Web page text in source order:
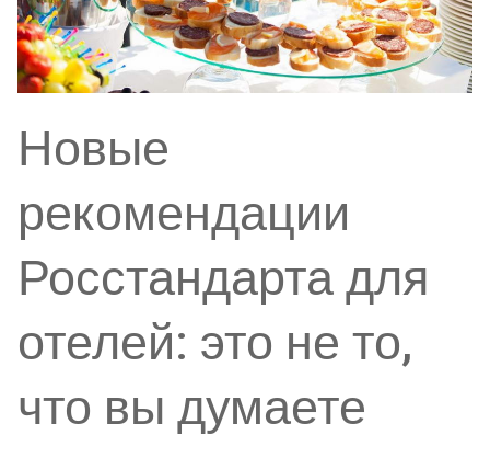
Новые
рекомендации
Росстандарта для
отелей: это не то,
что вы думаете